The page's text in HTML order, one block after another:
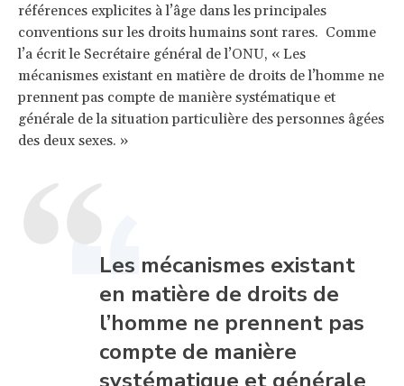
références explicites à l’âge dans les principales
conventions sur les droits humains sont rares. Comme
l’a écrit le Secrétaire général de l’ONU, « Les
mécanismes existant en matière de droits de l’homme ne
prennent pas compte de manière systématique et
générale de la situation particulière des personnes âgées
des deux sexes. »
Les mécanismes existant
en matière de droits de
l’homme ne prennent pas
compte de manière